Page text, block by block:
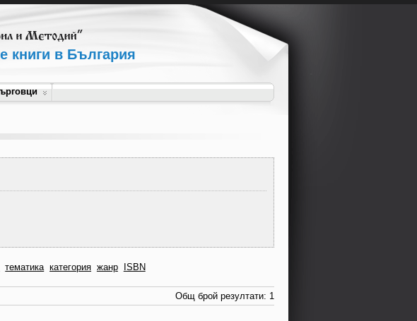
книги в България
тематика категория жанр ISBN
Общ брой резултати: 1